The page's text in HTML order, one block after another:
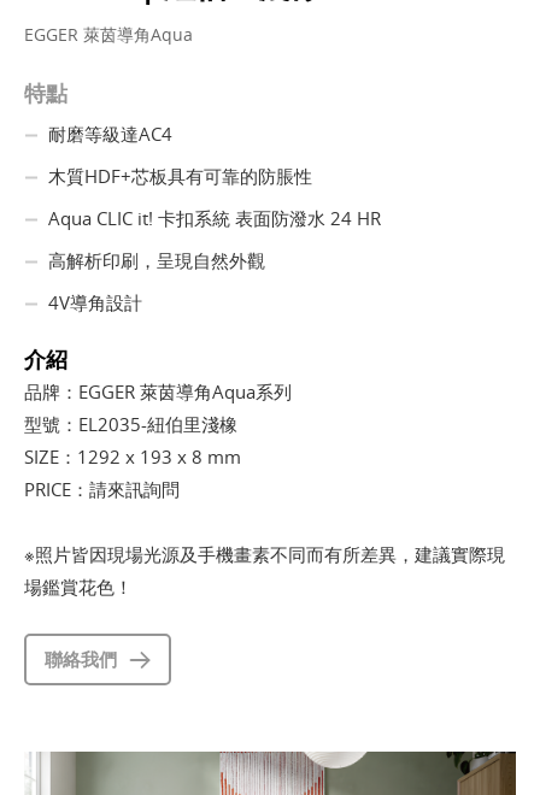
EGGER 萊茵導角Aqua
特點
耐磨等級達AC4
木質HDF+芯板具有可靠的防脹性
Aqua CLIC it! 卡扣系統 表面防潑水 24 HR
高解析印刷，呈現自然外觀
4V導角設計
介紹
品牌：EGGER 萊茵導角Aqua系列
型號：EL2035-紐伯里淺橡
SIZE：1292 x 193 x 8 mm
PRICE：請來訊詢問
※照片皆因現場光源及手機畫素不同而有所差異，建議實際現
場鑑賞花色！
聯絡我們